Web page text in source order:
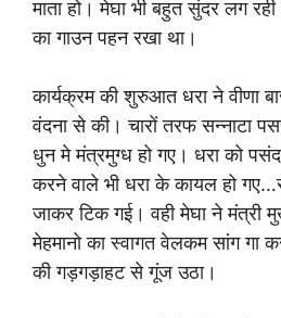
माता हो। मेघा भी बहुत सुंदर लग
का गाउन पहन रखा था।
कार्यक्रम की शुरुआत धरा ने वीणा
वंदना से की। चारों तरफ सन्नाटा
धुन मे मंत्रमुग्ध हो गए। धरा को
करने वाले भी धरा के कायल हो
जाकर टिक गई। वही मेघा ने मंत्री
मेहमानो का स्वागत वेलकम सांग गा
की गड़गड़ाहट से गूंज उठा।